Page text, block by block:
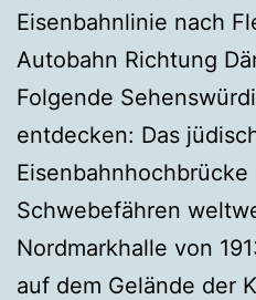
Eisenbahnlinie nach
Autobahn Richtung
Folgende
entdecken: Das
Schwebefähren
Nordmarkhalle von
auf dem Gelände der